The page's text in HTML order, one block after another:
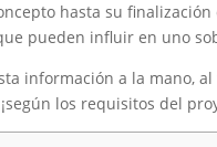
hasta su
pueden influir en uno
información a la mano,
los requisitos del